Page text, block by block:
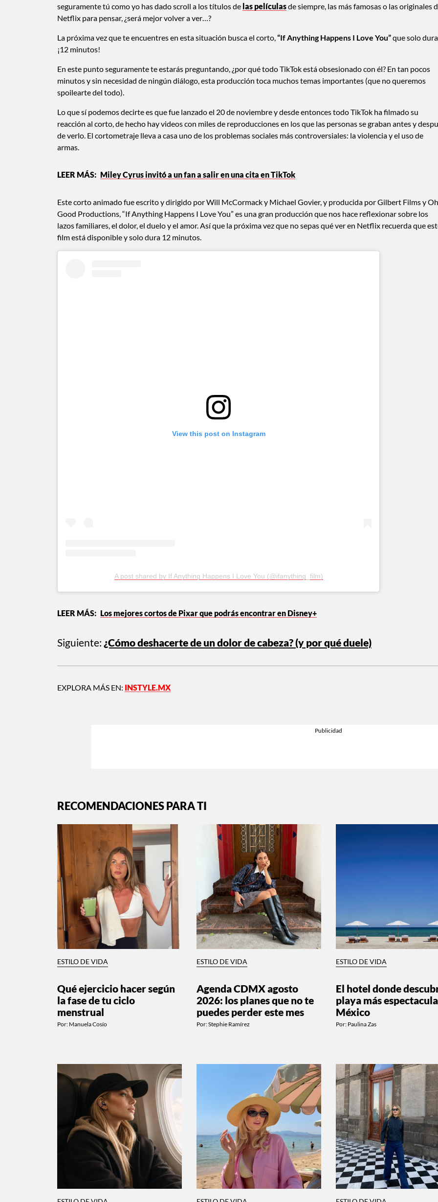
seguramente tú como yo has dado scroll a los títulos de las películasde siempre, las más famosas o las originales
Netflix para pensar, ¿será mejor volver a ver…?
La próxima vez que te encuentres en esta situación busca el corto,“If Anything Happens I Love You”que solo dura
¡12 minutos!
En este punto seguramente te estarás preguntando, ¿por qué todo TikTok está obsesionado con él? En tan pocos
minutos y sin necesidad de ningún diálogo, esta producción toca muchos temas importantes (que no queremos
spoilearte del todo).
Lo que sí podemos decirte es que fue lanzado el 20 de noviembre y desde entonces todo TikTok ha filmado su
reacción al corto, de hecho hay videos con miles de reproducciones en los que las personas se graban antes y
de verlo. El cortometraje lleva a casa uno de los problemas sociales más controversiales: la violencia y el uso de
armas.
Miley Cyrus invitó a un fan a salir en una cita en TikTok
Este corto animado fue escrito y dirigido por Will McCormack y Michael Govier, y producida por Gilbert Films y Oh
Good Productions, “If Anything Happens I Love You” es una gran producción que nos hace reflexionar sobre los
lazos familiares, el dolor, el duelo y el amor. Así que la próxima vez que no sepas qué ver en Netflix recuerda que
film está disponible y solo dura 12 minutos.
View this post on Instagram
A post shared by If Anything Happens I Love You (@ifanything_film)
Los mejores cortos de Pixar que podrás encontrar en Disney+
Siguiente: ¿Cómo deshacerte de un dolor de cabeza? (y por qué duele)
EXPLORA MÁS EN: INSTYLE.MX
RECOMENDACIONES PARA TI
ESTILO DE VIDA
Qué ejercicio hacer según
la fase de tu ciclo
menstrual
Por: Manuela Cosío
ESTILO DE VIDA
Agenda CDMX agosto
2026: los planes que no te
puedes perder este mes
Por:Stephie Ramírez
ESTILO DE VIDA
El hotel donde
playa más
México
Por: Paulina Zas